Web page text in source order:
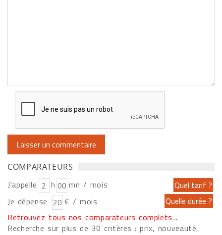
COMPARATEURS
J'appelle h
mn / mois
Je dépense
€ / mois
Retrouvez tous nos comparateurs complets...
Recherche sur plus de 30 critères : prix, nouveauté,